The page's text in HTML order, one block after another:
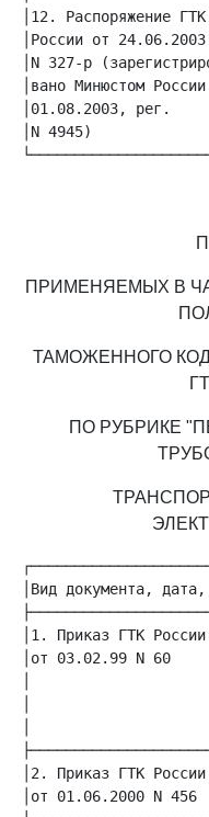
│12. Распоряжение
│России от
│N 327-р
│вано Минюстом
│01.08.2003,
│N 4945)
ПРИМЕНЯЕМЫХ В
ТАМОЖЕННОГО
ПО РУБРИКЕ
│Вид документа,
│1. Приказ ГТК
│от 03.02.99 N 60
│
│
│
│2. Приказ ГТК
│от 01.06.2000 N